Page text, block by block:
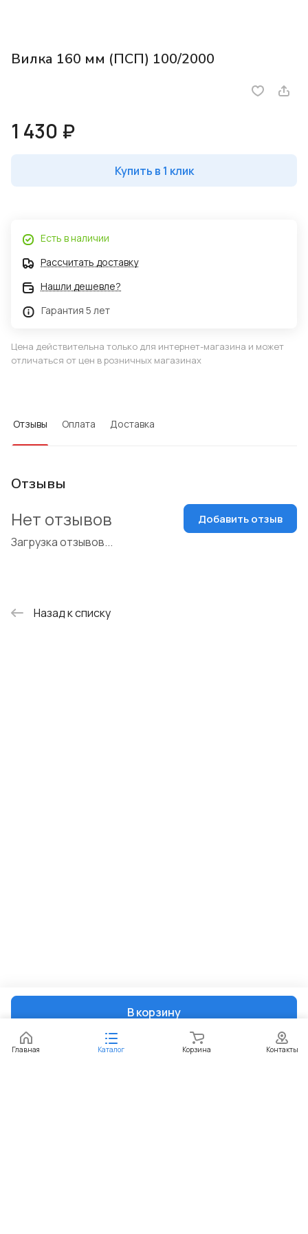
Вилка 160 мм (ПСП) 100/2000
1 430 ₽
В корзину
Купить в 1 клик
Есть в наличии
Рассчитать доставку
Нашли дешевле?
Гарантия 5 лет
Цена действительна только для интернет-магазина и может
отличаться от цен в розничных магазинах
Отзывы Оплата Доставка
Отзывы
Загрузка отзывов...
Нет отзывов Добавить отзыв
Назад к списку
Главная Каталог Корзина Контакты